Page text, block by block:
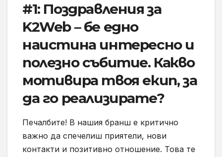
#1: Поздравления за
K2Web – бе едно
наистина интересно и
полезно събитие. Какво
мотивира твоя екип, за
да го реализирате?
Печалбите! В нашия бранш е критично
важно да спечелиш приятели, нови
контакти и позитивно отношение. Това те